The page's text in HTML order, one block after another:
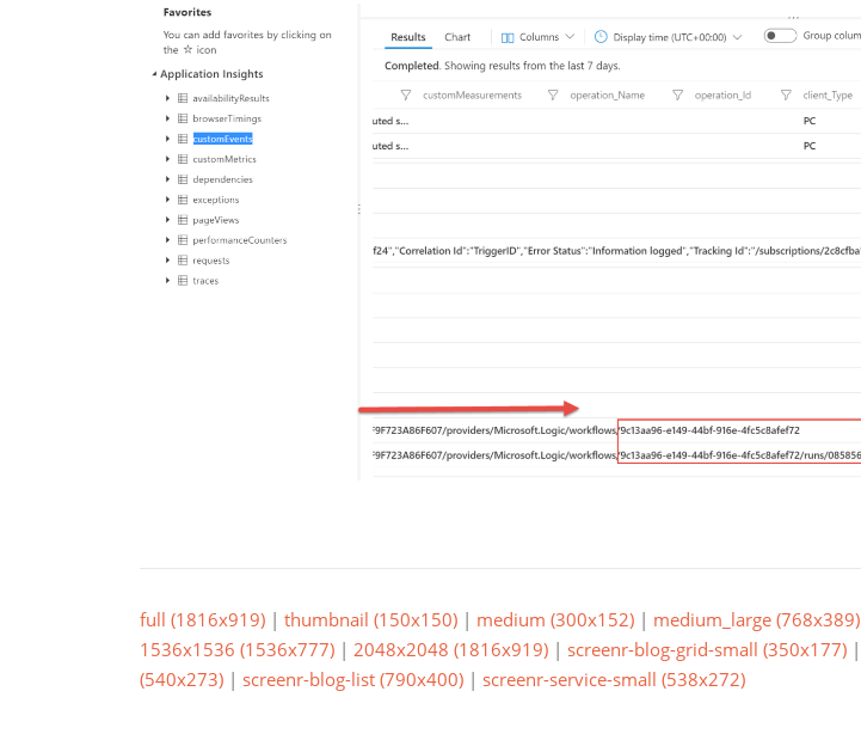
full (1816x919) | thumbnail (150x150) | medium (300x152) | medium_large (768x389)
1536x1536 (1536x777) | 2048x2048 (1816x919) | screenr-blog-grid-small (350x177) |
(540x273) | screenr-blog-list (790x400) | screenr-service-small (538x272)